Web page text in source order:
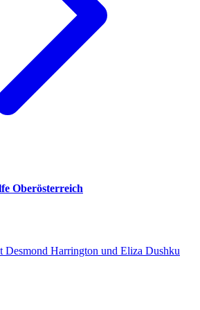
Oberösterreich
Harrington und Eliza Dushku